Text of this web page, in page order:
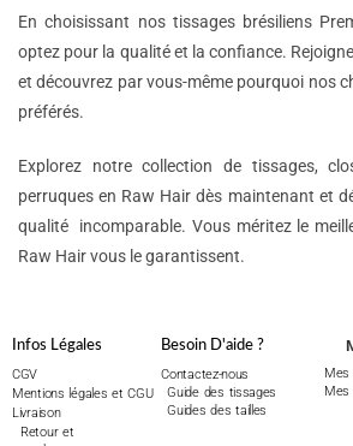
En choisissant nos tissages brésiliens
optez pour la qualité et la confiance.
et découvrez par vous-même pourquoi nos
préférés.
Explorez notre collection de tissages,
perruques en Raw Hair dès maintenant et
qualité incomparable. Vous méritez le
Raw Hair vous le garantissent.
Infos Légales
CGV
Mentions légales et CGU
Livraison
Retour et
Besoin D'aide ?
Contactez-nous
Guide des tissages
Guides des tailles
Mes
Mes